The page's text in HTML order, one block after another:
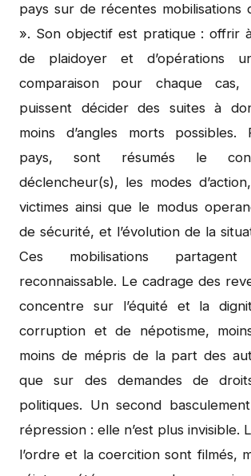
pays sur de récentes mobilisations
». Son objectif est pratique : offrir
de plaidoyer et d’opérations
comparaison pour chaque cas,
puissent décider des suites à
moins d’angles morts possibles.
pays, sont résumés le
déclencheur(s), les modes
victimes ainsi que le modus
de sécurité, et l’évolution de la
Ces mobilisations
reconnaissable. Le cadrage des
concentre sur l’équité et la
corruption et de népotisme, moins
moins de mépris de la part des
que sur des demandes de
politiques. Un second
répression : elle n’est plus invisible.
l’ordre et la coercition sont filmés,